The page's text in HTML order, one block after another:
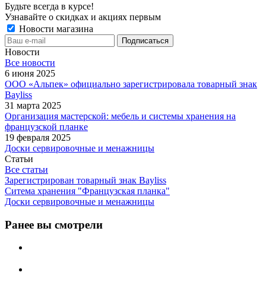
Будьте всегда в курсе!
Узнавайте о скидках и акциях первым
Новости магазина
Новости
Все новости
6 июня 2025
ООО «Альпек» официально зарегистрировала товарный знак
Bayliss
31 марта 2025
Организация мастерской: мебель и системы хранения на
французской планке
19 февраля 2025
Доски сервировочные и менажницы
Статьи
Все статьи
Зарегистрирован товарный знак Bayliss
Ситема хранения "Французская планка"
Доски сервировочные и менажницы
Ранее вы смотрели